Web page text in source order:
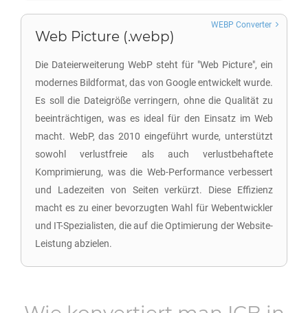
Web Picture (.webp)
Die Dateierweiterung WebP steht für "Web Picture", ein
modernes Bildformat, das von Google entwickelt wurde.
Es soll die Dateigröße verringern, ohne die Qualität zu
beeinträchtigen, was es ideal für den Einsatz im Web
macht. WebP, das 2010 eingeführt wurde, unterstützt
sowohl verlustfreie als auch verlustbehaftete
Komprimierung, was die Web-Performance verbessert
und Ladezeiten von Seiten verkürzt. Diese Effizienz
macht es zu einer bevorzugten Wahl für Webentwickler
und IT-Spezialisten, die auf die Optimierung der Website-
Leistung abzielen.
WEBP Converter